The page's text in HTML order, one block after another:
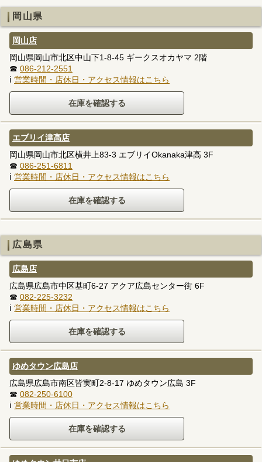
岡山県
岡山店
岡山県岡山市北区中山下1-8-45 ギークスオカヤマ 2階
☎ 086-212-2551
ℹ 営業時間・店休日・アクセス情報はこちら
エブリイ津高店
岡山県岡山市北区横井上83-3 エブリイOkanaka津高 3F
☎ 086-251-6811
ℹ 営業時間・店休日・アクセス情報はこちら
広島県
広島店
広島県広島市中区基町6-27 アクア広島センター街 6F
☎ 082-225-3232
ℹ 営業時間・店休日・アクセス情報はこちら
ゆめタウン広島店
広島県広島市南区皆実町2-8-17 ゆめタウン広島 3F
☎ 082-250-6100
ℹ 営業時間・店休日・アクセス情報はこちら